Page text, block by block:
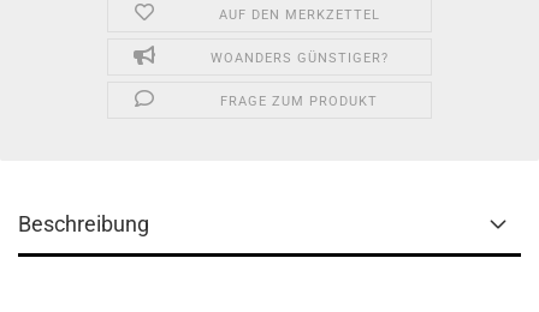
AUF DEN MERKZETTEL
WOANDERS GÜNSTIGER?
FRAGE ZUM PRODUKT
Beschreibung